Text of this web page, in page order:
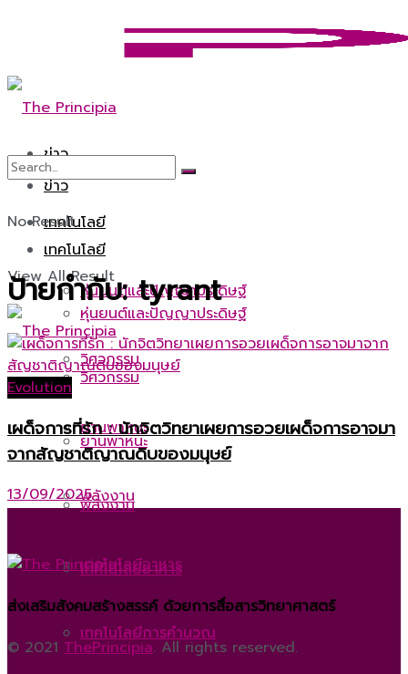
ข่าว
เทคโนโลยี
หุ่นยนต์และปัญญาประดิษฐ์
วิศวกรรม
ยานพาหนะ
พลังงาน
เทคโนโลยีอาหาร
เทคโนโลยีการคำนวณ
ข่าว
เทคโนโลยี
หุ่นยนต์และปัญญาประดิษฐ์
วิศวกรรม
ยานพาหนะ
พลังงาน
เทคโนโลยีอาหาร
เทคโนโลยีการคำนวณ
No Result
View All Result
ป้ายกำกับ:tyrant
Evolution
เผด็จการที่รัก : นักจิตวิทยาเผยการอวยเผด็จการอาจมา
จากสัญชาติญาณดิบของมนุษย์
13/09/2025
ส่งเสริมสังคมสร้างสรรค์ ด้วยการสื่อสารวิทยาศาสตร์
© 2021 ThePrincipia. All rights reserved.